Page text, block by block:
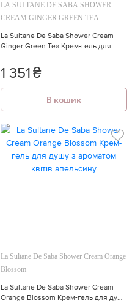
LA SULTANE DE SABA SHOWER
CREAM GINGER GREEN TEA
La Sultane De Saba Shower Cream
Ginger Green Tea Крем-гель для
імбиром
1 351₴
В кошик
La Sultane De Saba Shower Cream Orange
Blossom
La Sultane De Saba Shower Cream
Orange Blossom Крем-гель для душу